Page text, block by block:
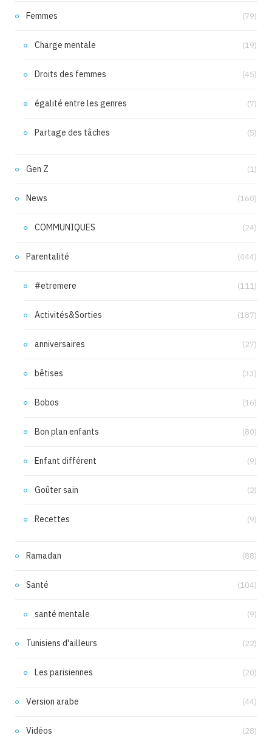
Femmes (79)
Charge mentale (19)
Droits des femmes (45)
égalité entre les genres (7)
Partage des tâches (5)
Gen Z (1)
News (160)
COMMUNIQUES (24)
Parentalité (444)
#etremere (111)
Activités&Sorties (187)
anniversaires (27)
bêtises (33)
Bobos (16)
Bon plan enfants (80)
Enfant différent (9)
Goûter sain (2)
Recettes (9)
Ramadan (88)
Santé (104)
santé mentale (9)
Tunisiens d'ailleurs (22)
Les parisiennes (20)
Version arabe (44)
Vidéos (28)